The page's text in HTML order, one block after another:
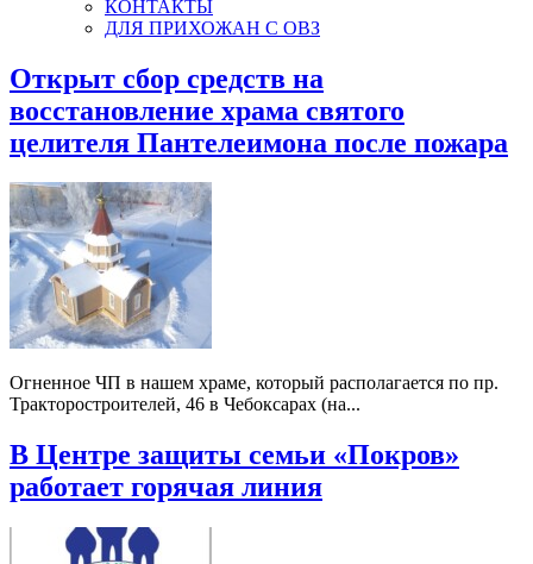
КОНТАКТЫ
ДЛЯ ПРИХОЖАН С ОВЗ
Открыт сбор средств на
восстановление храма святого
целителя Пантелеимона после пожара
Огненное ЧП в нашем храме, который располагается по пр.
Тракторостроителей, 46 в Чебоксарах (на...
В Центре защиты семьи «Покров»
работает горячая линия